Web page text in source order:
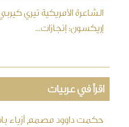
الشاعرة الأمريكية تيري
إريكسون: إنجازات...
اقرأ في عربيات
حكمت داوود مصمم أزياء